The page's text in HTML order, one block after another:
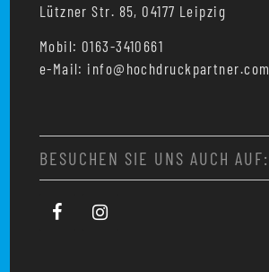
Lützner Str. 85, 04177 Leipzig
Mobil: 0163-3410661
e-Mail: info@hochdruckpartner.com
BESUCHEN SIE UNS AUCH AUF: